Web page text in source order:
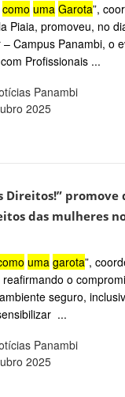
como uma Garota”,
Piaia, promoveu, no
Campus Panambi, o
Profissionais ...
Panambi
2025
Direitos!” promove
das mulheres
uma garota”,
reafirmando o
seguro,
...
Panambi
2025